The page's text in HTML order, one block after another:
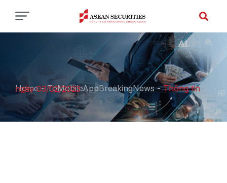
Home-ToMobileAppBreakingNews-
Thông tin ngày 03/02/2023